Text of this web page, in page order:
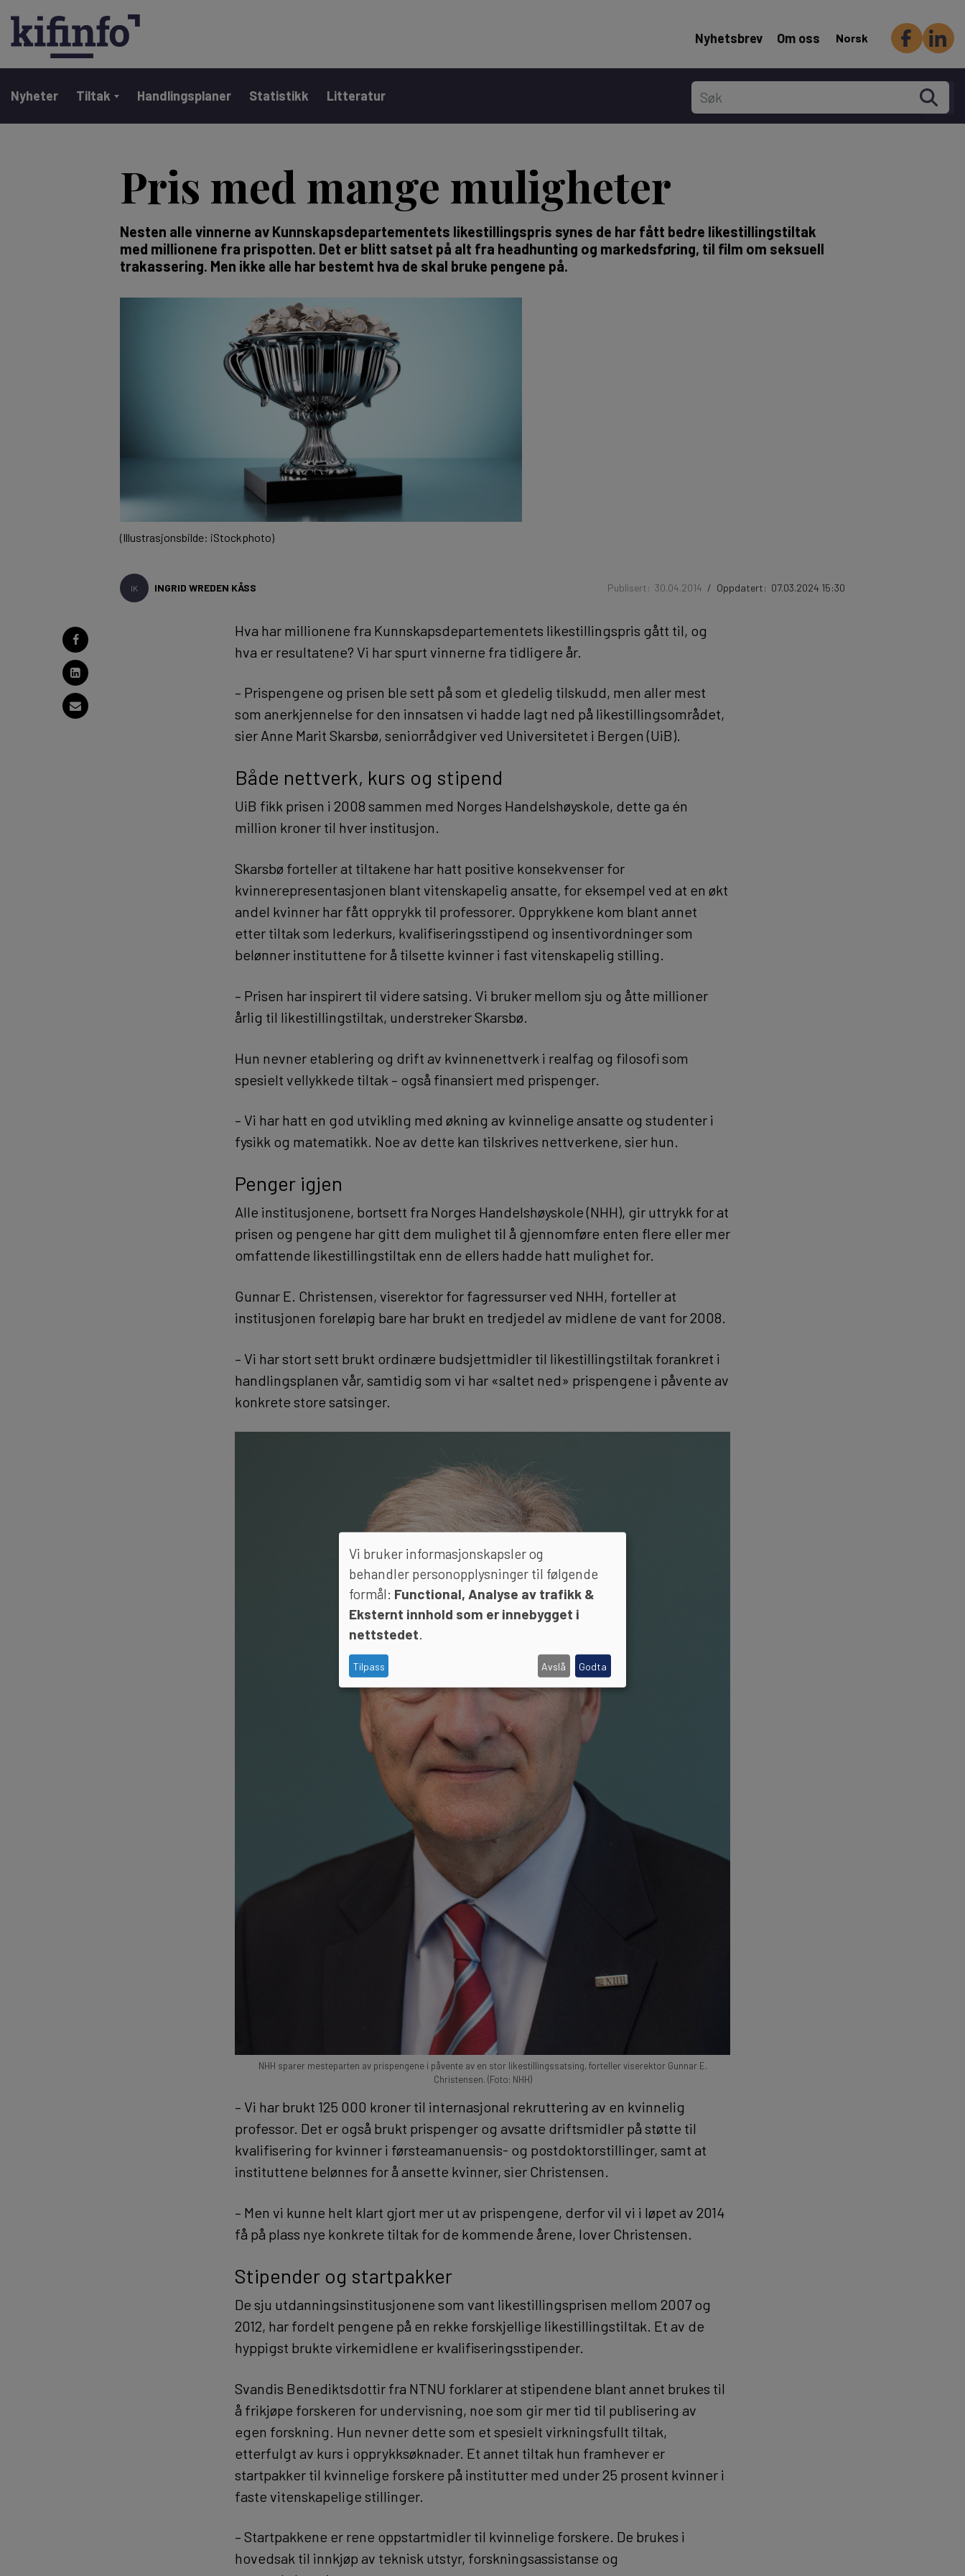
Header Secondary menu
Nyhetsbrev Om oss Norsk
Main navigation
Nyheter Tiltak Handlingsplaner Statistikk Litteratur
Pris med mange muligheter
Nesten alle vinnerne av Kunnskapsdepartementets likestillingspris synes de har fått bedre likestillingstiltak
med millionene fra prispotten. Det er blitt satset på alt fra headhunting og markedsføring, til film om seksuell
trakassering. Men ikke alle har bestemt hva de skal bruke pengene på.
(Illustrasjonsbilde: iStockphoto)
IK INGRID WREDEN KÅSS Publisert: 30.04.2014 / Oppdatert: 07.03.2024 15:30
Hva har millionene fra Kunnskapsdepartementets likestillingspris gått til, og
hva er resultatene? Vi har spurt vinnerne fra tidligere år.
– Prispengene og prisen ble sett på som et gledelig tilskudd, men aller mest
som anerkjennelse for den innsatsen vi hadde lagt ned på likestillingsområdet,
sier Anne Marit Skarsbø, seniorrådgiver ved Universitetet i Bergen (UiB).
Både nettverk, kurs og stipend
UiB fikk prisen i 2008 sammen med Norges Handelshøyskole, dette ga én
million kroner til hver institusjon.
Skarsbø forteller at tiltakene har hatt positive konsekvenser for
kvinnerepresentasjonen blant vitenskapelig ansatte, for eksempel ved at en økt
andel kvinner har fått opprykk til professorer. Opprykkene kom blant annet
etter tiltak som lederkurs, kvalifiseringsstipend og insentivordninger som
belønner instituttene for å tilsette kvinner i fast vitenskapelig stilling.
– Prisen har inspirert til videre satsing. Vi bruker mellom sju og åtte millioner
årlig til likestillingstiltak, understreker Skarsbø.
Hun nevner etablering og drift av kvinnenettverk i realfag og filosofi som
spesielt vellykkede tiltak – også finansiert med prispenger.
– Vi har hatt en god utvikling med økning av kvinnelige ansatte og studenter i
fysikk og matematikk. Noe av dette kan tilskrives nettverkene, sier hun.
Penger igjen
Alle institusjonene, bortsett fra Norges Handelshøyskole (NHH), gir uttrykk for at
prisen og pengene har gitt dem mulighet til å gjennomføre enten flere eller mer
omfattende likestillingstiltak enn de ellers hadde hatt mulighet for.
Gunnar E. Christensen, viserektor for fagressurser ved NHH, forteller at
institusjonen foreløpig bare har brukt en tredjedel av midlene de vant for 2008.
– Vi har stort sett brukt ordinære budsjettmidler til likestillingstiltak forankret i
handlingsplanen vår, samtidig som vi har «saltet ned» prispengene i påvente av
konkrete store satsinger.
NHH sparer mesteparten av prispengene i påvente av en stor likestillingssatsing, forteller viserektor Gunnar E.
Christensen. (Foto: NHH)
– Vi har brukt 125 000 kroner til internasjonal rekruttering av en kvinnelig
professor. Det er også brukt prispenger og avsatte driftsmidler på støtte til
kvalifisering for kvinner i førsteamanuensis- og postdoktorstillinger, samt at
instituttene belønnes for å ansette kvinner, sier Christensen.
– Men vi kunne helt klart gjort mer ut av prispengene, derfor vil vi i løpet av 2014
få på plass nye konkrete tiltak for de kommende årene, lover Christensen.
Stipender og startpakker
De sju utdanningsinstitusjonene som vant likestillingsprisen mellom 2007 og
2012, har fordelt pengene på en rekke forskjellige likestillingstiltak. Et av de
hyppigst brukte virkemidlene er kvalifiseringsstipender.
Svandis Benediktsdottir fra NTNU forklarer at stipendene blant annet brukes til
å frikjøpe forskeren for undervisning, noe som gir mer tid til publisering av
egen forskning. Hun nevner dette som et spesielt virkningsfullt tiltak,
etterfulgt av kurs i opprykksøknader. Et annet tiltak hun framhever er
startpakker til kvinnelige forskere på institutter med under 25 prosent kvinner i
faste vitenskapelige stillinger.
– Startpakkene er rene oppstartmidler til kvinnelige forskere. De brukes i
hovedsak til innkjøp av teknisk utstyr, forskningsassistanse og
Vi bruker informasjonskapsler og
behandler personopplysninger til følgende
formål: Functional, Analyse av trafikk &
Eksternt innhold som er innebygget i
nettstedet.
Tilpass Avslå Godta